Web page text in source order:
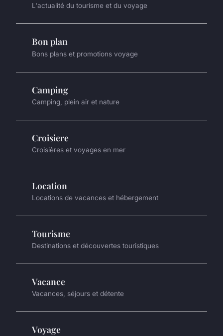
L'actualité du tourisme et du voyage
Bon plan
Bons plans et promotions voyage
Camping
Camping, plein air et nature
Croisiere
Croisières et voyages en mer
Location
Locations de vacances et hébergement
Tourisme
Destinations et découvertes touristiques
Vacance
Vacances, séjours et détente
Voyage